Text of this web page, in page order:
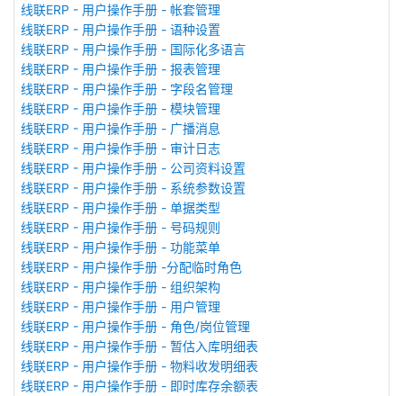
线联ERP - 用户操作手册 - 帐套管理
线联ERP - 用户操作手册 - 语种设置
线联ERP - 用户操作手册 - 国际化多语言
线联ERP - 用户操作手册 - 报表管理
线联ERP - 用户操作手册 - 字段名管理
线联ERP - 用户操作手册 - 模块管理
线联ERP - 用户操作手册 - 广播消息
线联ERP - 用户操作手册 - 审计日志
线联ERP - 用户操作手册 - 公司资料设置
线联ERP - 用户操作手册 - 系统参数设置
线联ERP - 用户操作手册 - 单据类型
线联ERP - 用户操作手册 - 号码规则
线联ERP - 用户操作手册 - 功能菜单
线联ERP - 用户操作手册 -分配临时角色
线联ERP - 用户操作手册 - 组织架构
线联ERP - 用户操作手册 - 用户管理
线联ERP - 用户操作手册 - 角色/岗位管理
线联ERP - 用户操作手册 - 暂估入库明细表
线联ERP - 用户操作手册 - 物料收发明细表
线联ERP - 用户操作手册 - 即时库存余额表